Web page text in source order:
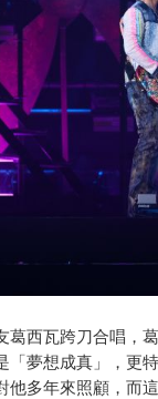
葛西瓦跨刀合唱，
「夢想成真」，更
他多年來照顧，而